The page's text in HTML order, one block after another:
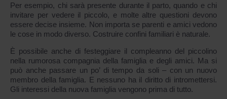
Per esempio, chi sarà presente durante il parto, quando e chi
invitare per vedere il piccolo, e molte altre questioni devono
essere decise insieme. Non importa se parenti e amici vedono
le cose in modo diverso. Costruire confini familiari è naturale.
È possibile anche di festeggiare il compleanno del piccolino
nella rumorosa compagnia della famiglia e degli amici. Ma si
può anche passare un po’ di tempo da soli – con un nuovo
membro della famiglia. E nessuno ha il diritto di intromettersi.
Gli interessi della nuova famiglia vengono prima di tutto.